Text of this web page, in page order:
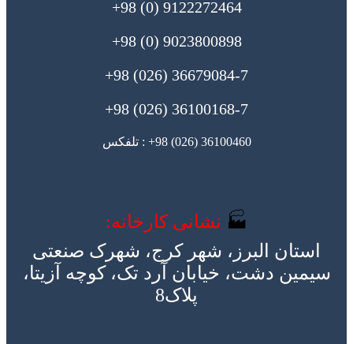
9122272464 (0) 98+
9023800898 (0) 98+
36679084-7 (026) 98+
36100168-7 (026) 98+
36100460 (026) 98+ : تلفکس
🏭 نشانی کارخانه:
استان البرز، شهر کرج، شهرک صنعتی
سیمین دشت، خیابان آرد تک، کوچه آزیتا،
پلاک8